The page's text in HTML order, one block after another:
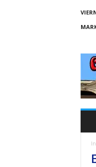
C
A
S